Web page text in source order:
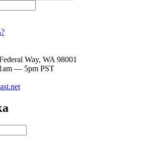
Way, WA 98001
— 5pm PST